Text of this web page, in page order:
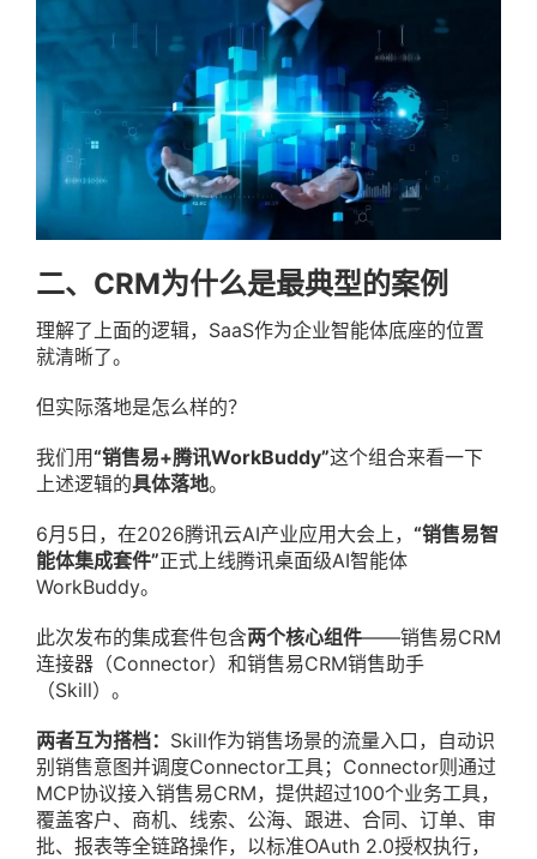
二、CRM为什么是最典型的案例
理解了上面的逻辑，SaaS作为企业智能体底座的位置
就清晰了。
但实际落地是怎么样的？
我们用“销售易+腾讯WorkBuddy”这个组合来看一下
上述逻辑的具体落地。
6月5日，在2026腾讯云AI产业应用大会上， “销售易智
能体集成套件”正式上线腾讯桌面级AI智能体
WorkBuddy。
此次发布的集成套件包含两个核心组件——销售易CRM
连接器（Connector）和销售易CRM销售助手
（Skill）。
两者互为搭档： Skill作为销售场景的流量入口，自动识
别销售意图并调度Connector工具；Connector则通过
MCP协议接入销售易CRM，提供超过100个业务工具，
覆盖客户、商机、线索、公海、跟进、合同、订单、审
批、报表等全链路操作，以标准OAuth 2.0授权执行，